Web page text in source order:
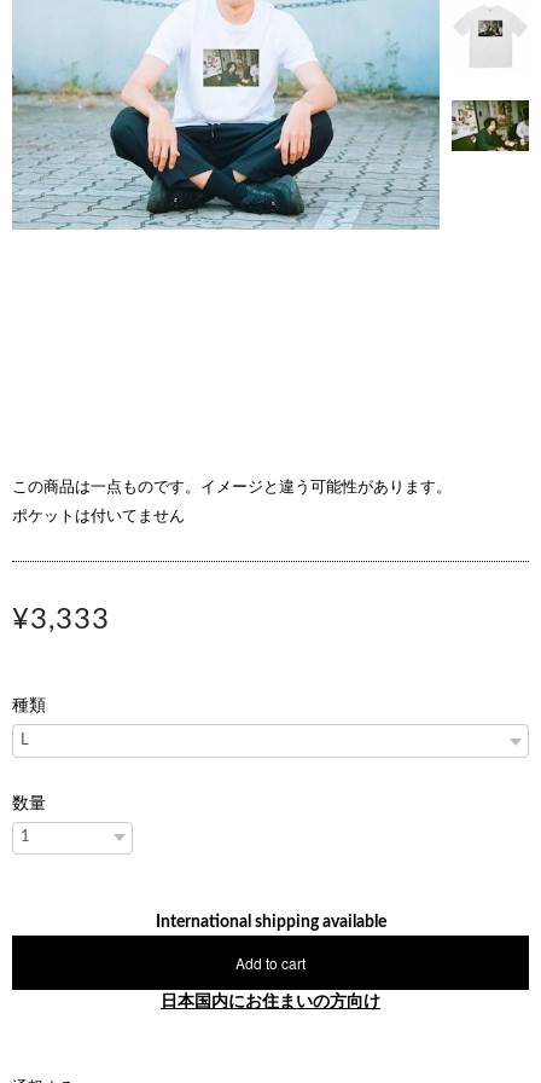
この商品は一点ものです。イメージと違う可能性があります。
ポケットは付いてません
¥3,333
種類
数量
International shipping available
Add to cart
日本国内にお住まいの方向け